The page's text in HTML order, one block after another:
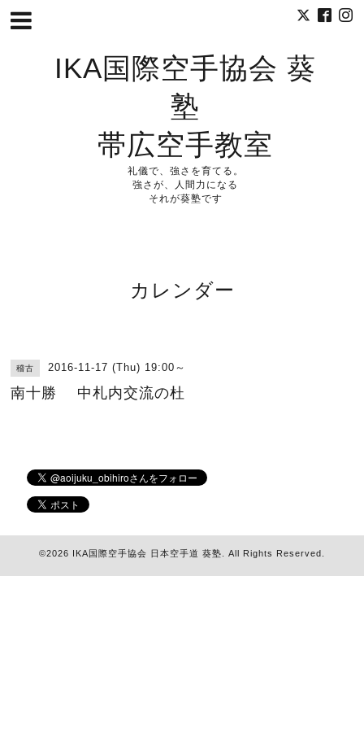
IKA国際空手協会 葵
塾
帯広空手教室
礼儀で、強さを育てる。
強さが、人間力になる
それが葵塾です
カレンダー
稽古 2016-11-17 (Thu) 19:00～
南十勝 中札内交流の杜
©2026 IKA国際空手協会 日本空手道 葵塾 . All Rights Reserved.